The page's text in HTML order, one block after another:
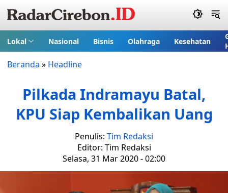
Lokal Nasional Bisnis Olahraga Kesehatan
Beranda » Headline
Pilkada Indramayu Batal,
KPU Siap Kembalikan Uang
Penulis: Tim Redaksi
Editor: Tim Redaksi
Selasa, 31 Mar 2020 - 02:00